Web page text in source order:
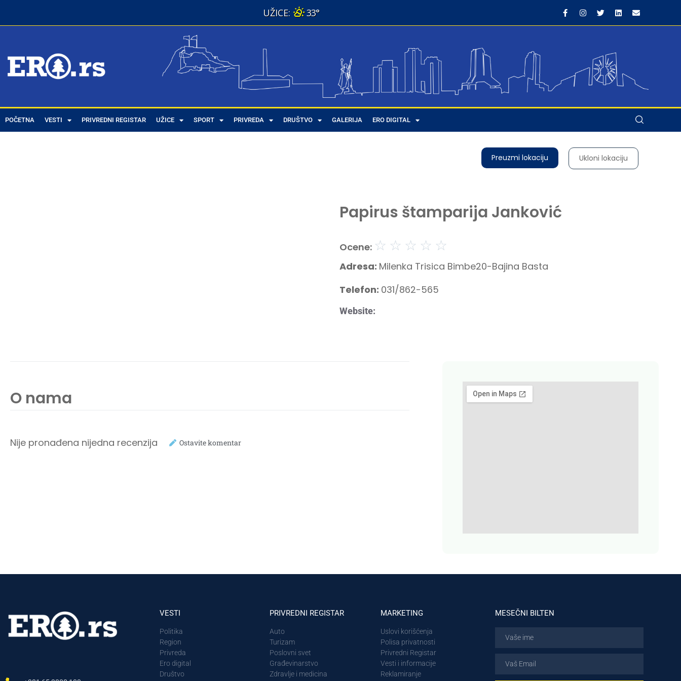
33°
POČETNA VESTI PRIVREDNI REGISTAR UŽICE SPORT PRIVREDA DRUŠTVO GALERIJA ERO DIGITAL
Preuzmi lokaciju Ukloni lokaciju
Papirus štamparija Janković
Ocene: ☆ ☆ ☆ ☆ ☆
Adresa: Milenka Trisica Bimbe20-Bajina Basta
Telefon: 031/862-565
Website:
O nama
Nije pronađena nijedna recenzija Ostavite komentar
VESTI
Politika
Region
Privreda
Ero digital
Društvo
PRIVREDNI REGISTAR
Auto
Turizam
Poslovni svet
Građevinarstvo
Zdravlje i medicina
MARKETING
Uslovi korišćenja
Polisa privatnosti
Privredni Registar
Vesti i informacije
Reklamiranje
MESEČNI BILTEN